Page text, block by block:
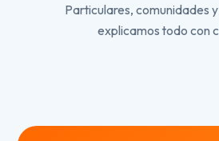
Particulares, comunidades
explicamos todo con